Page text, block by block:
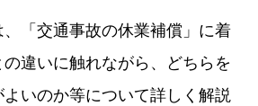
「交通事故の休業補償」に着
違いに触れながら、どちらを
いのか等について詳しく解説